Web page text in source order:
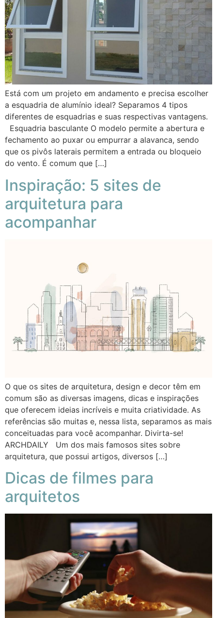
Está com um projeto em andamento e precisa escolher
a esquadria de alumínio ideal? Separamos 4 tipos
diferentes de esquadrias e suas respectivas vantagens.
Esquadria basculante O modelo permite a abertura e
fechamento ao puxar ou empurrar a alavanca, sendo
que os pivôs laterais permitem a entrada ou bloqueio
do vento. É comum que […]
Inspiração: 5 sites de
arquitetura para
acompanhar
O que os sites de arquitetura, design e decor têm em
comum são as diversas imagens, dicas e inspirações
que oferecem ideias incríveis e muita criatividade. As
referências são muitas e, nessa lista, separamos as mais
conceituadas para você acompanhar. Divirta-se!
ARCHDAILY Um dos mais famosos sites sobre
arquitetura, que possui artigos, diversos […]
Dicas de filmes para
arquitetos